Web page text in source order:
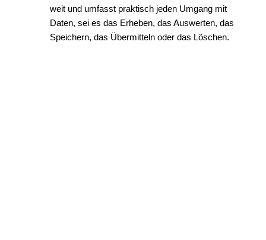
weit und umfasst praktisch jeden Umgang mit
Daten, sei es das Erheben, das Auswerten, das
Speichern, das Übermitteln oder das Löschen.